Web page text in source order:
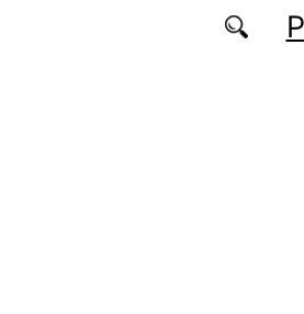
Перейти к основному